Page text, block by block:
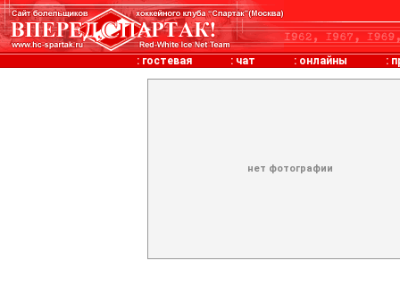
: гостевая : чат : онлайны :
нет фотографии